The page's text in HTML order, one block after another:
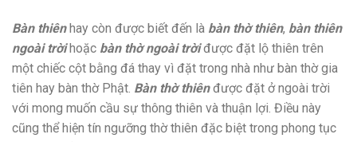
Bàn thiênhay còn được biết đến là bàn thờ thiên, bàn thiên
ngoài trờihoặc bàn thờ ngoài trờiđược đặt lộ thiên trên
một chiếc cột bằng đá thay vì đặt trong nhà như bàn thờ gia
tiên hay bàn thờ Phật. Bàn thờ thiênđược đặt ở ngoài trời
với mong muốn cầu sự thông thiên và thuận lợi. Điều này
cũng thể hiện tín ngưỡng thờ thiên đặc biệt trong phong tục